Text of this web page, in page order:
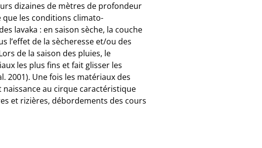
dizaines de mètres de profondeur
les conditions climato-
lavaka : en saison sèche, la couche
l’effet de la sècheresse et/ou des
de la saison des pluies, le
les plus fins et fait glisser les
2001). Une fois les matériaux des
au cirque caractéristique
et rizières, débordements des cours